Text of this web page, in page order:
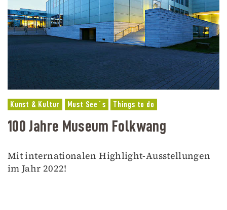
Kunst & Kultur Must See´s Things to do
100 Jahre Museum Folkwang
Mit internationalen Highlight-Ausstellungen
im Jahr 2022!